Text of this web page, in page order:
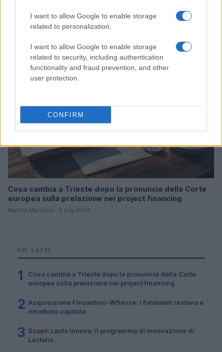
I want to allow Google to enable storage
related to personalization.
I want to allow Google to enable storage
related to security, including authentication
functionality and fraud prevention, and other
user protection.
CONFIRM
e rimettono capitale
Linda Pellegrini · 7 Lug 2026
B2B NEWS
Cosa cambia a Trieste dopo la pronuncia della Corte
europea sulla prelazione nei project financing
Martina Marchesi · 5 Lug 2026
PIÙ LETTI
1
Cosa cambia a Trieste dopo la pronuncia della Corte
europea sulla prelazione nei project financing
2 Acquisizione Fincantieri-WSense: i fondatori restano e
rimettono capitale
3 Scopri Lacta Innova: il programma di innovazione di
Lactalis